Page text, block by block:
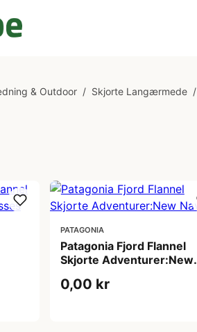
& Outdoor / Skjorte Langærmede /
PATAGONIA
Patagonia Fjord Flannel
Skjorte Adventurer:New
0,00 kr